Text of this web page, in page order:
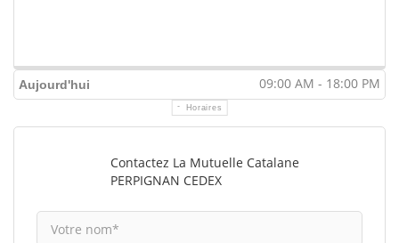
Aujourd'hui 09:00 AM - 18:00 PM
Horaires
Contactez La Mutuelle Catalane
PERPIGNAN CEDEX